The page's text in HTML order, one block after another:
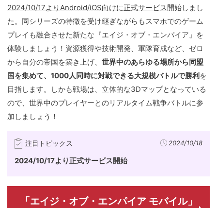
2024/10/17よりAndroid/iOS向けに正式サービス開始しまし
た。同シリーズの特徴を受け継ぎながらもスマホでのゲーム
プレイも融合させた新たな『エイジ・オブ・エンパイア』を
体験しましょう！資源獲得や技術開発、軍隊育成など、ゼロ
から自分の帝国を築き上げ、 世界中のあらゆる場所から同盟
国を集めて、1000人同時に対戦できる大規模バトルで勝利を
目指します。しかも戦場は、立体的な3Dマップとなっている
ので、世界中のプレイヤーとのリアルタイム戦争バトルに参
加しましょう！
注目トピックス 2024/10/18
2024/10/17より正式サービス開始
「エイジ・オブ・エンパイア モバイル」